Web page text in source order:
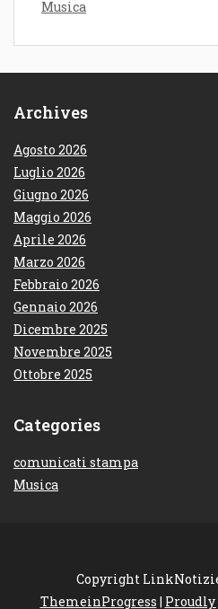
Musica
Archives
Agosto 2026
Luglio 2026
Giugno 2026
Maggio 2026
Aprile 2026
Marzo 2026
Febbraio 2026
Gennaio 2026
Dicembre 2025
Novembre 2025
Ottobre 2025
Categories
comunicati stampa
Musica
Copyright LinkNotizie
ThemeinProgress | Proudly